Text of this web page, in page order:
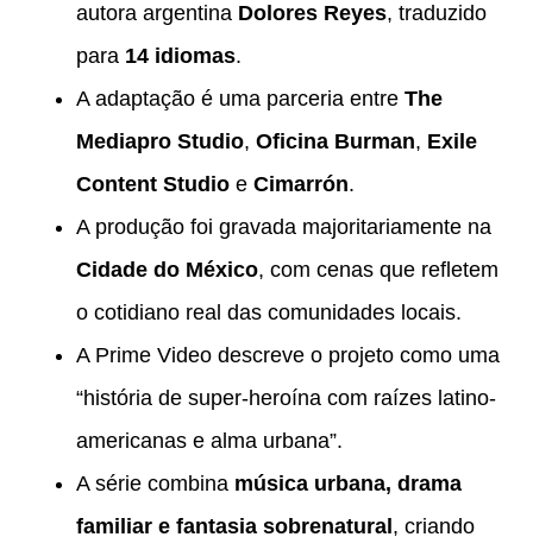
autora argentina Dolores Reyes, traduzido
para 14 idiomas.
A adaptação é uma parceria entre The
Mediapro Studio, Oficina Burman, Exile
Content Studio e Cimarrón.
A produção foi gravada majoritariamente na
Cidade do México, com cenas que refletem
o cotidiano real das comunidades locais.
A Prime Video descreve o projeto como uma
“história de super-heroína com raízes latino-
americanas e alma urbana”.
A série combina música urbana, drama
familiar e fantasia sobrenatural , criando